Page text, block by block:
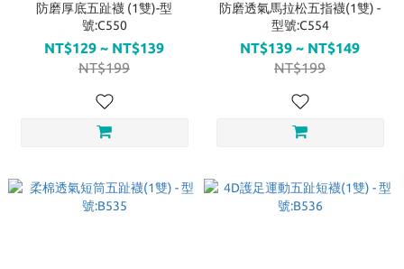
防磨厚底五趾襪 (1雙)-型
號:C550
NT$129 ~ NT$139
NT$199
防磨透氣馬拉松五指襪(1雙) -
型號:C554
NT$139 ~ NT$149
NT$199